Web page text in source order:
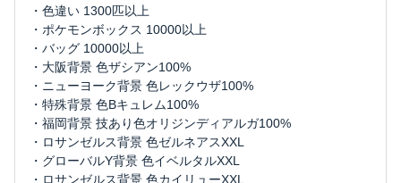
・色違い 1300匹以上
・ポケモンボックス 10000以上
・バッグ 10000以上
・大阪背景 色ザシアン100%
・ニューヨーク背景 色レックウザ100%
・特殊背景 色Bキュレム100%
・福岡背景 技あり色オリジンディアルガ100%
・ロサンゼルス背景 色ゼルネアスXXL
・グローバルY背景 色イベルタルXXL
・ロサンゼルス背景 色カイリューXXL